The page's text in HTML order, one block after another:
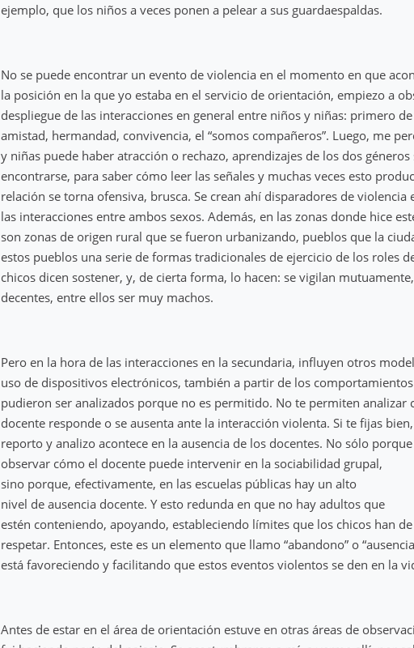
ejemplo, que los niños a veces ponen a pelear a sus guardaespaldas.
No se puede encontrar un evento de violencia en el momento en que
la posición en la que yo estaba en el servicio de orientación, empiezo a
despliegue de las interacciones en general entre niños y niñas: primero de
amistad, hermandad, convivencia, el “somos compañeros”. Luego, me
y niñas puede haber atracción o rechazo, aprendizajes de los dos
encontrarse, para saber cómo leer las señales y muchas veces esto
relación se torna ofensiva, brusca. Se crean ahí disparadores de violencia
las interacciones entre ambos sexos. Además, en las zonas donde hice
son zonas de origen rural que se fueron urbanizando, pueblos que la
estos pueblos una serie de formas tradicionales de ejercicio de los roles
chicos dicen sostener, y, de cierta forma, lo hacen: se vigilan
decentes, entre ellos ser muy machos.
Pero en la hora de las interacciones en la secundaria, influyen otros
uso de dispositivos electrónicos, también a partir de los
pudieron ser analizados porque no es permitido. No te permiten analizar
docente responde o se ausenta ante la interacción violenta. Si te fijas
reporto y analizo acontece en la ausencia de los docentes. No sólo
observar cómo el docente puede intervenir en la sociabilidad grupal,
sino porque, efectivamente, en las escuelas públicas hay un alto
nivel de ausencia docente. Y esto redunda en que no hay adultos que
estén conteniendo, apoyando, estableciendo límites que los chicos han de
respetar. Entonces, este es un elemento que llamo “abandono” o
está favoreciendo y facilitando que estos eventos violentos se den en la
Antes de estar en el área de orientación estuve en otras áreas de